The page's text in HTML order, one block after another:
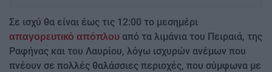
Σε ισχύ θα είναι έως τις 12:00 το μεσημέρι
απαγορευτικό απόπλου από τα λιμάνια του Πειραιά, της
Ραφήνας και του Λαυρίου, λόγω ισχυρών ανέμων που
πνέουν σε πολλές θαλάσσιες περιοχές, που σύμφωνα με